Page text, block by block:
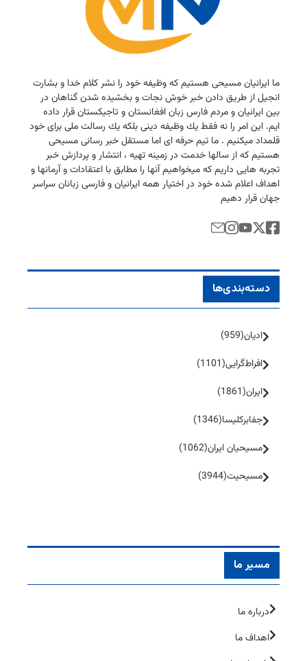
ما ایرانیان مسیحی هستیم كه وظیفه خود را نشر كلام خدا و بشارت
انجیل از طریق دادن خبر خوش نجات و بخشیده شدن گناهان در
بین ایرانیان و مردم فارس زبان افغانستان و تاجیكستان قرار داده
ایم. این امر را نه فقط یك وظیفه دینی بلكه یك رسالت ملی برای خود
قلمداد میكنیم . ما تیم حرفه ای اما مستقل خبر رسانی مسیحی
هستیم كه از سالها خدمت در زمینه تهیه ، انتشار و پردازش خبر
تجربه هایی داریم كه میخواهیم آنها را مطابق با اعتقادات و آرمانها و
اهداف اعلام شده خود در اختیار همه ایرانیان و فارسی زبانان سراسر
جهان قرار دهیم
دسته‌بندی‌ها
ادیان(959)
افراط‌گرایی(1101)
ایران(1861)
جفا‌بر‌کلیسا(1346)
مسیحیان ایران(1062)
مسیحیت(3944)
مسیر ما
درباره ما
اهداف ما